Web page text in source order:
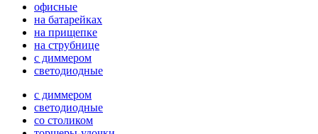
офисные
на батарейках
на прищепке
на струбнице
с диммером
светодиодные
с диммером
светодиодные
со столиком